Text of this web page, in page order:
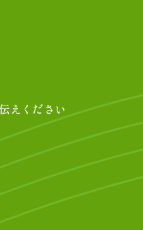
えください